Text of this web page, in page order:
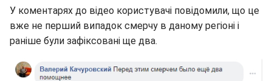
У коментарях до відео користувачі повідомили, що це
вже не перший випадок смерчу в даному регіоні і
раніше були зафіксовані ще два.